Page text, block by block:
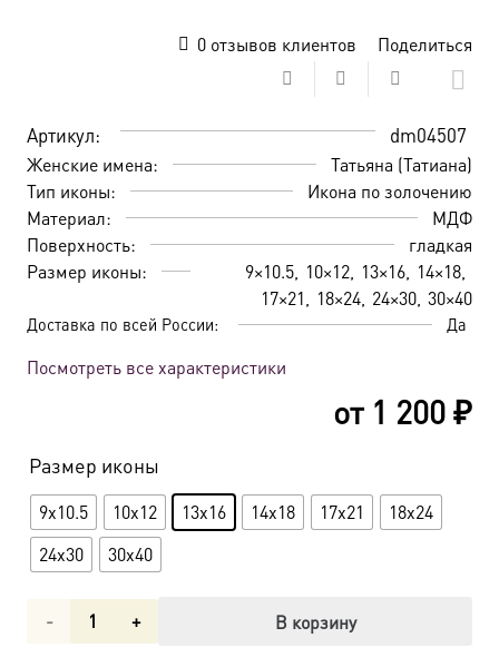
0отзывов клиентов Поделиться
Артикул: dm04507
Женские имена:
Татьяна (Татиана)
Тип иконы:
Икона по золочению
Материал:
МДФ
Поверхность:
гладкая
Размер иконы:
9×10.5 10×12 13×16 14×18
17×21
18×24 24×30 30×40
Доставка по всей России: Да
Посмотреть все характеристики
от 1 200₽
Размер иконы
9x10.5 10x12 13x16 14x18 17x21
18x24
24x30
30x40
Количество
В корзину